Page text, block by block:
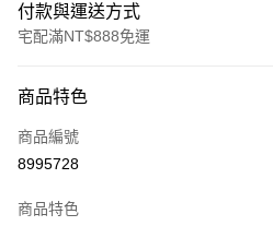
付款與運送方式
宅配滿NT$888免運
信用卡一次付款
LINE Pay
商品特色
商品編號
8995728
商品特色